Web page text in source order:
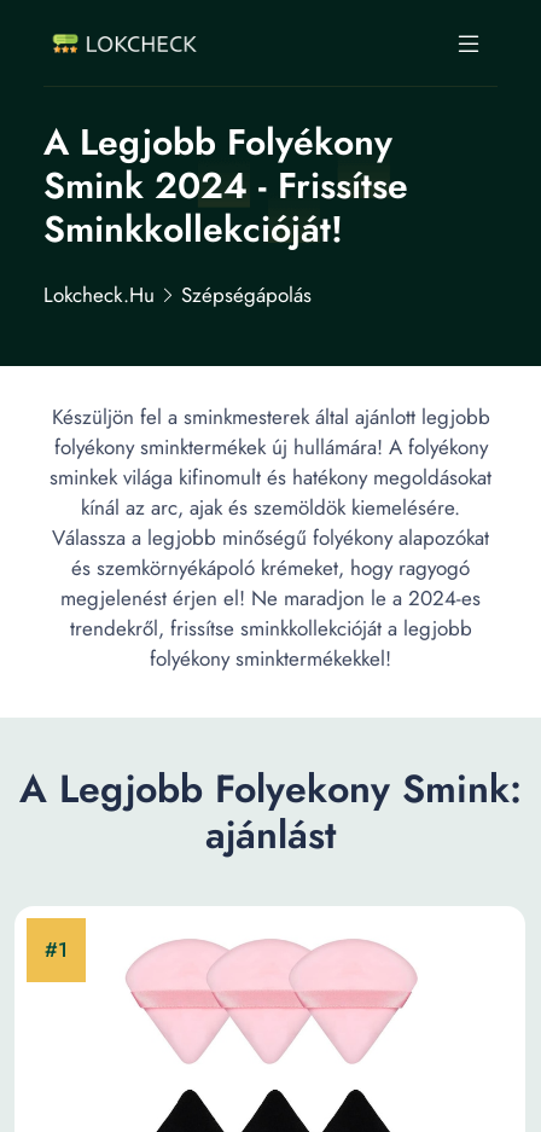
A Legjobb Folyékony
Smink 2024 - Frissítse
Sminkkollekcióját!
Lokcheck.hu Szépségápolás
Készüljön fel a sminkmesterek által ajánlott legjobb
folyékony sminktermékek új hullámára! A folyékony
sminkek világa kifinomult és hatékony megoldásokat
kínál az arc, ajak és szemöldök kiemelésére.
Válassza a legjobb minőségű folyékony alapozókat
és szemkörnyékápoló krémeket, hogy ragyogó
megjelenést érjen el! Ne maradjon le a 2024-es
trendekről, frissítse sminkkollekcióját a legjobb
folyékony sminktermékekkel!
A Legjobb Folyekony Smink:
ajánlást